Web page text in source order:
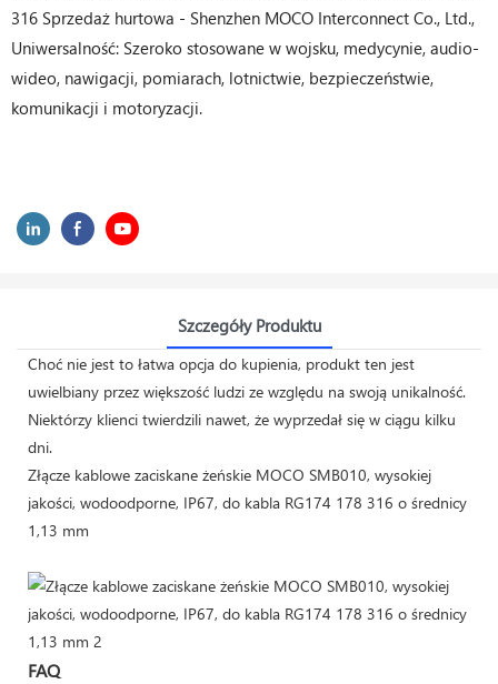
316 Sprzedaż hurtowa - Shenzhen MOCO Interconnect Co., Ltd.,
Uniwersalność: Szeroko stosowane w wojsku, medycynie, audio-
wideo, nawigacji, pomiarach, lotnictwie, bezpieczeństwie,
komunikacji i motoryzacji.
Szczegóły Produktu
Choć nie jest to łatwa opcja do kupienia, produkt ten jest
uwielbiany przez większość ludzi ze względu na swoją unikalność.
Niektórzy klienci twierdzili nawet, że wyprzedał się w ciągu kilku
dni.
Złącze kablowe zaciskane żeńskie MOCO SMB010, wysokiej
jakości, wodoodporne, IP67, do kabla RG174 178 316 o średnicy
1,13 mm
FAQ